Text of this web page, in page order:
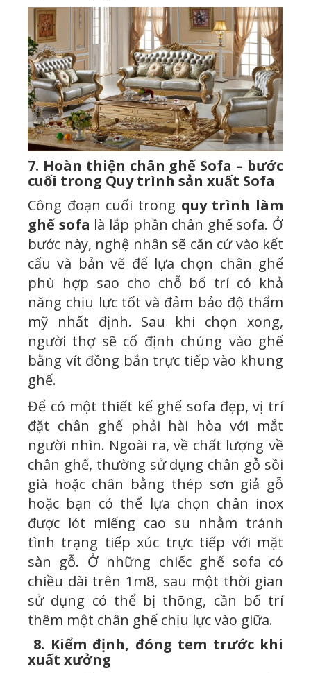
7. Hoàn thiện chân ghế Sofa – bước
cuối trong Quy trình sản xuất Sofa
Công đoạn cuối trong quy trình làm
ghế sofa là lắp phần chân ghế sofa. Ở
bước này, nghệ nhân sẽ căn cứ vào kết
cấu và bản vẽ để lựa chọn chân ghế
phù hợp sao cho chỗ bố trí có khả
năng chịu lực tốt và đảm bảo độ thẩm
mỹ nhất định. Sau khi chọn xong,
người thợ sẽ cố định chúng vào ghế
bằng vít đồng bắn trực tiếp vào khung
ghế.
Để có một thiết kế ghế sofa đẹp, vị trí
đặt chân ghế phải hài hòa với mắt
người nhìn. Ngoài ra, về chất lượng về
chân ghế, thường sử dụng chân gỗ sồi
già hoặc chân bằng thép sơn giả gỗ
hoặc bạn có thể lựa chọn chân inox
được lót miếng cao su nhằm tránh
tình trạng tiếp xúc trực tiếp với mặt
sàn gỗ. Ở những chiếc ghế sofa có
chiều dài trên 1m8, sau một thời gian
sử dụng có thể bị thõng, cần bố trí
thêm một chân ghế chịu lực vào giữa.
8. Kiểm định, đóng tem trước khi
xuất xưởng